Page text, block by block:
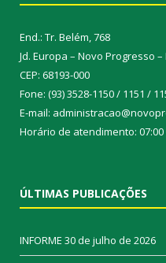
End.: Tr. Belém, 768
Jd. Europa – Novo Progresso –
CEP: 68193-000
Fone: (93) 3528-1150 / 1151 /
E-mail:
Horário de atendimento: 07:00
ÚLTIMAS PUBLICAÇÕES
INFORME 30 de julho de 2026